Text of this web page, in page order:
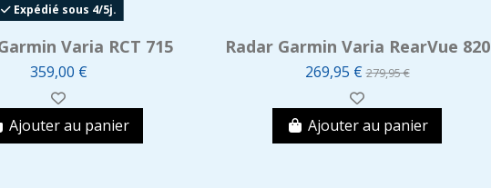
Expédié sous 4/5j.
Varia RCT 715
359,00 €
Ajouter au panier
Radar Garmin Varia RearVue 820
269,95 €279,95 €
Ajouter au panier